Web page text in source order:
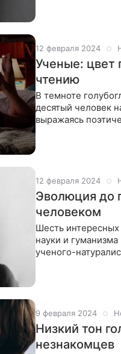
12 февраля 2024
Ученые: цвет
чтению
В темноте
десятый человек
выражаясь
12 февраля 2024
Эволюция до
человеком
Шесть
науки и
ученого-
9 февраля 2024
Низкий тон
незнакомцев